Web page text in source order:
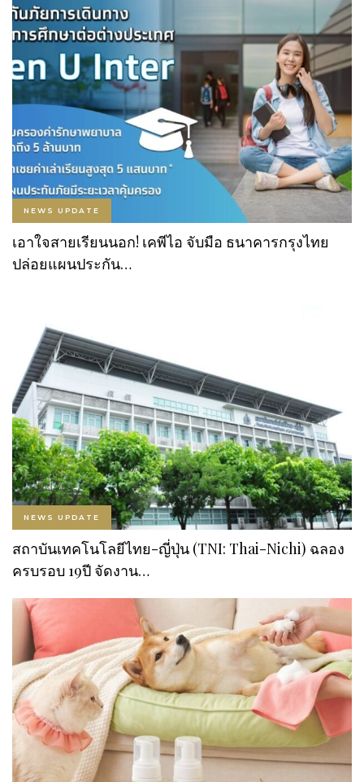
NEWS UPDATE
เอาใจสายเรียนนอก! เคพีไอ จับมือ ธนาคารกรุงไทย
ปล่อยแผนประกัน…
NEWS UPDATE
สถาบันเทคโนโลยีไทย-ญี่ปุ่น (TNI: Thai-Nichi) ฉลอง
ครบรอบ 19ปี จัดงาน…